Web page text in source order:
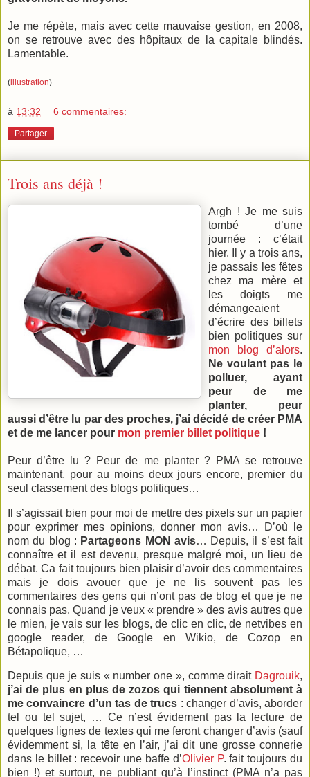
Je me répète, mais avec cette mauvaise gestion, en 2008,
on se retrouve avec des hôpitaux de la capitale blindés.
Lamentable.
(illustration)
à 13:32 6 commentaires:
Partager
Trois ans déjà !
Argh ! Je me suis
tombé d’une
journée : c’était
hier. Il y a trois ans,
je passais les fêtes
chez ma mère et
les doigts me
démangeaient
d’écrire des billets
bien politiques sur
mon blog d’alors.
Ne voulant pas le
polluer, ayant
peur de me
planter, peur
aussi d’être lu par des proches, j’ai décidé de créer PMA
et de me lancer pour mon premier billet politique !
Peur d’être lu ? Peur de me planter ? PMA se retrouve
maintenant, pour au moins deux jours encore, premier du
seul classement des blogs politiques…
Il s’agissait bien pour moi de mettre des pixels sur un papier
pour exprimer mes opinions, donner mon avis… D’où le
nom du blog : Partageons MON avis… Depuis, il s’est fait
connaître et il est devenu, presque malgré moi, un lieu de
débat. Ca fait toujours bien plaisir d’avoir des commentaires
mais je dois avouer que je ne lis souvent pas les
commentaires des gens qui n’ont pas de blog et que je ne
connais pas. Quand je veux « prendre » des avis autres que
le mien, je vais sur les blogs, de clic en clic, de netvibes en
google reader, de Google en Wikio, de Cozop en
Bétapolique, …
Depuis que je suis « number one », comme dirait Dagrouik,
j’ai de plus en plus de zozos qui tiennent absolument à
me convaincre d’un tas de trucs : changer d’avis, aborder
tel ou tel sujet, … Ce n’est évidement pas la lecture de
quelques lignes de textes qui me feront changer d’avis (sauf
évidemment si, la tête en l’air, j’ai dit une grosse connerie
dans le billet : recevoir une baffe d’Olivier P. fait toujours du
bien !) et surtout, ne publiant qu’à l’instinct (PMA n’a pas